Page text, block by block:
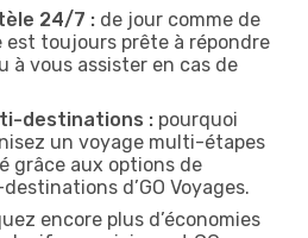
24/7 : de jour comme de
toujours prête à répondre
à vous assister en cas de
destinations : pourquoi
un voyage multi-étapes
grâce aux options de
d’GO Voyages.
encore plus d’économies